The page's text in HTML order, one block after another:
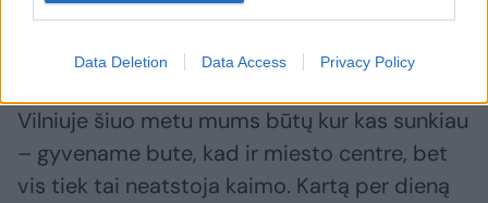
Data Deletion Data Access Privacy Policy
smagumas – Maldyvuose po palme gerti
Vilniuje šiuo metu mums būtų kur kas sunkiau
– gyvename bute, kad ir miesto centre, bet
vis tiek tai neatstoja kaimo. Kartą per dieną